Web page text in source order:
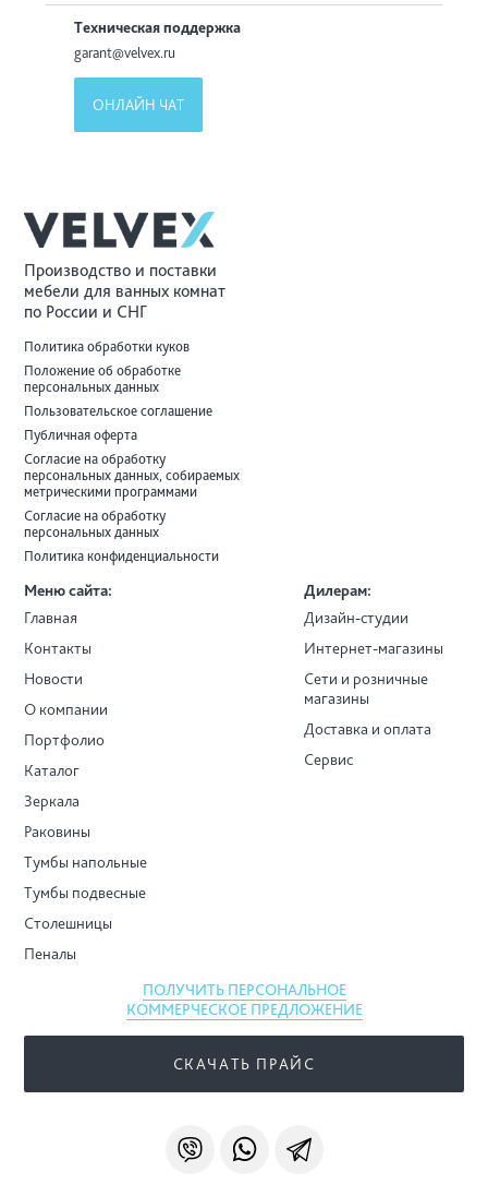
Техническая поддержка
garant@velvex.ru
ОНЛАЙН ЧАТ
Производство и поставки
мебели для ванных комнат
по России и СНГ
Политика обработки куков
Положение об обработке
персональных данных
Пользовательское соглашение
Публичная оферта
Согласие на обработку
персональных данных, собираемых
метрическими программами
Согласие на обработку
персональных данных
Политика конфиденциальности
Меню сайта:
Главная
Контакты
Новости
О компании
Портфолио
Каталог
Зеркала
Раковины
Тумбы напольные
Тумбы подвесные
Столешницы
Пеналы
Дилерам:
Дизайн-студии
Интернет-магазины
Сети и розничные
магазины
Доставка и оплата
Сервис
ПОЛУЧИТЬ ПЕРСОНАЛЬНОЕ
КОММЕРЧЕСКОЕ ПРЕДЛОЖЕНИЕ
СКАЧАТЬ ПРАЙС